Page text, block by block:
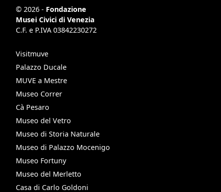
© 2026 - Fondazione
Musei Civici di Venezia
C.F. e P.IVA 03842230272
Visitmuve
Palazzo Ducale
MUVE a Mestre
Museo Correr
Cà Pesaro
Museo del Vetro
Museo di Storia Naturale
Museo di Palazzo Mocenigo
Museo Fortuny
Museo del Merletto
Casa di Carlo Goldoni